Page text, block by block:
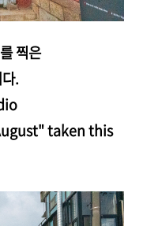
찍은
.
taken this